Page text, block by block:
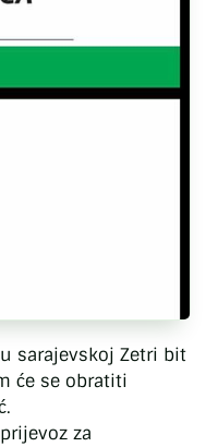
sarajevskoj Zetri bit
će se obratiti
za